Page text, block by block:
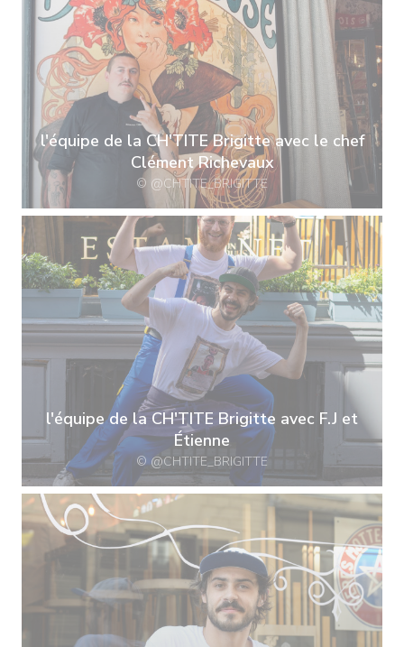
l'équipe de la CH'TITE Brigitte avec le chef
Clément Richevaux
© @CHTITE_BRIGITTE
l'équipe de la CH'TITE Brigitte avec F.J et
Étienne
© @CHTITE_BRIGITTE